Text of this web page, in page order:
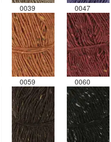
0039 0047
0059 0060